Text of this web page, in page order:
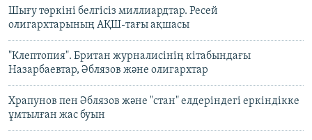
Шығу төркіні белгісіз миллиардтар. Ресей
олигархтарының АҚШ-тағы ақшасы
"Клептопия". Британ журналисінің кітабындағы
Назарбаевтар, Әблязов және олигархтар
Храпунов пен Әблязов және "стан" елдеріндегі еркіндікке
ұмтылған жас буын